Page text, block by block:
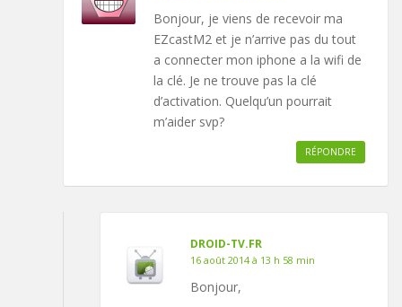
Bonjour, je viens de recevoir ma
EZcastM2 et je n’arrive pas du tout
a connecter mon iphone a la wifi de
la clé. Je ne trouve pas la clé
d’activation. Quelqu’un pourrait
m’aider svp?
RÉPONDRE
DROID-TV.FR
16 août 2014 à 13 h 58 min
Bonjour,